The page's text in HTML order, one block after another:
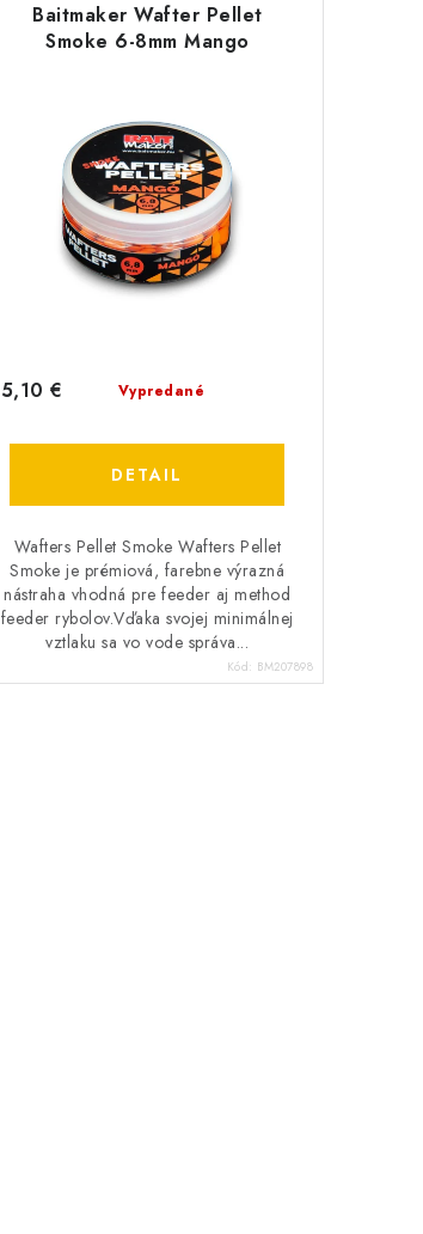
Baitmaker Wafter Pellet
Smoke 6-8mm Mango
Vypredané
5,10 €
DETAIL
Wafters Pellet Smoke Wafters Pellet
Smoke je prémiová, farebne výrazná
nástraha vhodná pre feeder aj method
feeder rybolov.Vďaka svojej minimálnej
vztlaku sa vo vode správa...
Kód: BM207898